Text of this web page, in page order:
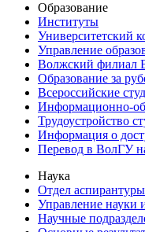
Образование
Институты
Университетский
Управление
Волжский филиал
Образование за
Всероссийские
Информационно-
Трудоустройство
Информация о
Перевод в ВолГУ
Наука
Отдел
Управление науки
Научные